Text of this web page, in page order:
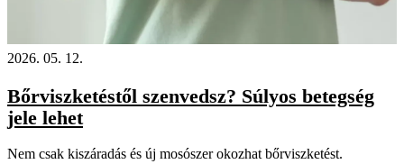
2026. 05. 12.
Bőrviszketéstől szenvedsz? Súlyos betegség
jele lehet
Nem csak kiszáradás és új mosószer okozhat bőrviszketést.